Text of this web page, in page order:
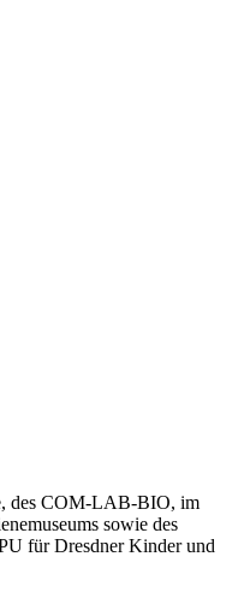
des COM-LAB-BIO, im
sowie des
für Dresdner Kinder und